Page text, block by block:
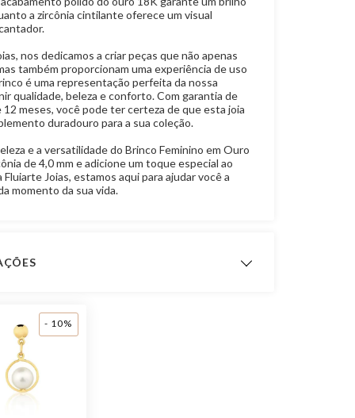
a zircônia cintilante oferece um visual
nos dedicamos a criar peças que não apenas
também proporcionam uma experiência de uso
é uma representação perfeita da nossa
qualidade, beleza e conforto. Com garantia de
12 meses, você pode ter certeza de que esta joia
duradouro para a sua coleção.
e a versatilidade do Brinco Feminino em Ouro
de 4,0 mm e adicione um toque especial ao
Fluiarte Joias, estamos aqui para ajudar você a
momento da sua vida.
Ouro 18K
- 10%